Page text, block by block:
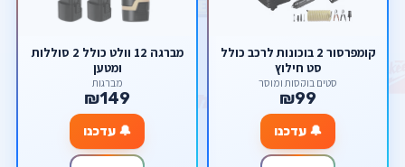
קומפרסור 2 בוכונות לרכב כולל
סט חילוץ
סטים בוקסות ומוסך
₪99
🔔 עדכנו
מברגה 12 וולט כולל 2 סוללות
ומטען
מברגות
₪149
🔔 עדכנו